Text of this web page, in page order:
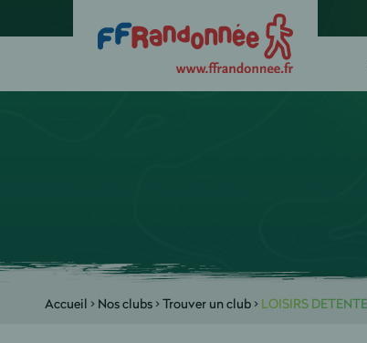
Accueil > Nos clubs>Trouver un club> LOISIRS